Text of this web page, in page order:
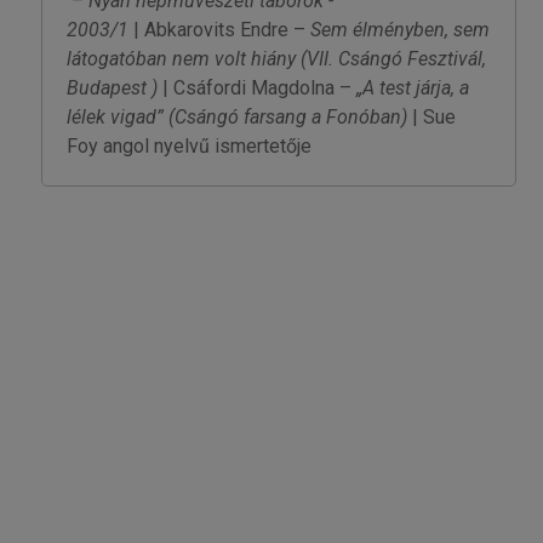
2003/1 | Abkarovits Endre – Sem élményben, sem
látogatóban nem volt hiány (VII. Csángó Fesztivál,
Budapest )| Csáfordi Magdolna – „A test járja, a
lélek vigad” (Csángó farsang a Fonóban)| Sue
Foy angol nyelvű ismertetője